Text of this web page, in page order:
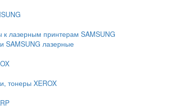
к лазерным принтерам SAMSUNG
SAMSUNG лазерные
тонеры XEROX